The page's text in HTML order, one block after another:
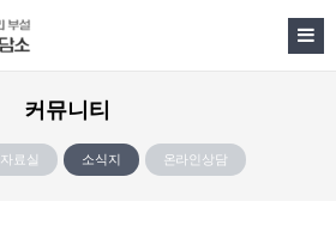
커뮤니티
자료실 소식지 온라인상담